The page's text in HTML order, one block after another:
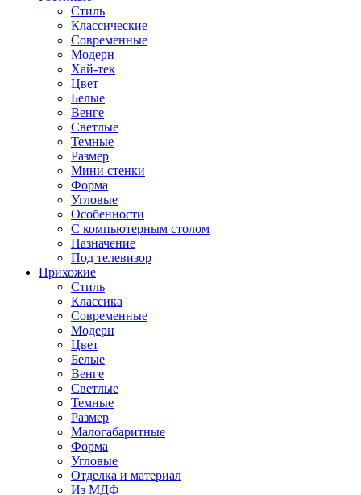
Стиль
Классические
Современные
Модерн
Хай-тек
Цвет
Белые
Венге
Светлые
Темные
Размер
Мини стенки
Форма
Угловые
Особенности
С компьютерным столом
Назначение
Под телевизор
Прихожие
Стиль
Классика
Современные
Модерн
Цвет
Белые
Венге
Светлые
Темные
Размер
Малогабаритные
Форма
Угловые
Отделка и материал
Из МДФ